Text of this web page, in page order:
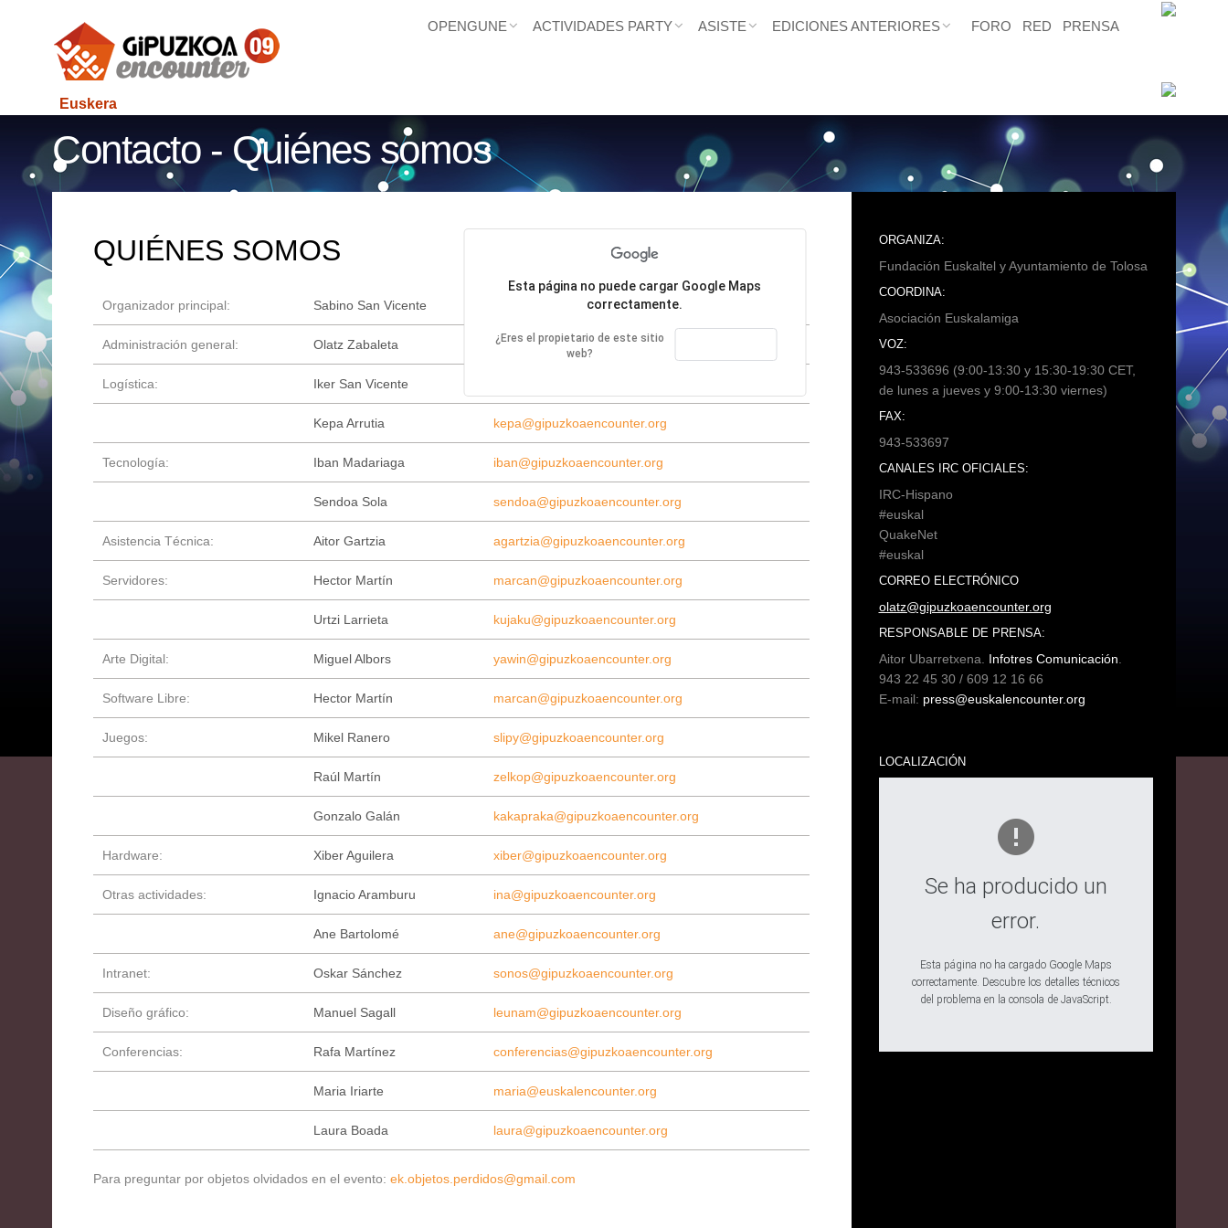
OPENGUNE ACTIVIDADES PARTY ASISTE EDICIONES ANTERIORES FORO RED PRENSA
Euskera
Contacto - Quiénes somos
QUIÉNES SOMOS
Organizador principal: Sabino San Vicente sabino@gipuzkoaencounter.org
Administración general: Olatz Zabaleta olatz@gipuzkoaencounter.org
Logística: Iker San Vicente
Kepa Arrutia kepa@gipuzkoaencounter.org
Tecnología: Iban Madariaga iban@gipuzkoaencounter.org
Sendoa Sola sendoa@gipuzkoaencounter.org
Asistencia Técnica: Aitor Gartzia agartzia@gipuzkoaencounter.org
Servidores: Hector Martín marcan@gipuzkoaencounter.org
Urtzi Larrieta kujaku@gipuzkoaencounter.org
Arte Digital: Miguel Albors yawin@gipuzkoaencounter.org
Software Libre: Hector Martín marcan@gipuzkoaencounter.org
Juegos: Mikel Ranero slipy@gipuzkoaencounter.org
Raúl Martín zelkop@gipuzkoaencounter.org
Gonzalo Galán kakapraka@gipuzkoaencounter.org
Hardware: Xiber Aguilera xiber@gipuzkoaencounter.org
Otras actividades: Ignacio Aramburu ina@gipuzkoaencounter.org
Ane Bartolomé ane@gipuzkoaencounter.org
Intranet: Oskar Sánchez sonos@gipuzkoaencounter.org
Diseño gráfico: Manuel Sagall leunam@gipuzkoaencounter.org
Conferencias: Rafa Martínez conferencias@gipuzkoaencounter.org
Maria Iriarte maria@euskalencounter.org
Laura Boada laura@gipuzkoaencounter.org
Para preguntar por objetos olvidados en el evento: ek.objetos.perdidos@gmail.com
ORGANIZA:
Fundación Euskaltel y Ayuntamiento de Tolosa
COORDINA:
Asociación Euskalamiga
VOZ:
943-533696 (9:00-13:30 y 15:30-19:30 CET,
de lunes a jueves y 9:00-13:30 viernes)
FAX:
943-533697
CANALES IRC OFICIALES:
IRC-Hispano
#euskal
QuakeNet
#euskal
CORREO ELECTRÓNICO
olatz@gipuzkoaencounter.org
RESPONSABLE DE PRENSA:
Aitor Ubarretxena. Infotres Comunicación
943 22 45 30 / 609 12 16 66
E-mail: press@euskalencounter.org
LOCALIZACIÓN
Se ha producido un
error.
Esta página no ha cargado Google Maps
correctamente. Descubre los detalles técnicos
del problema en la consola de JavaScript.
Esta página no puede cargar Google Maps
correctamente.
¿Eres el propietario de este sitio
web?